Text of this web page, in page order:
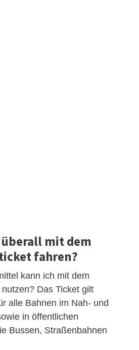
mit dem
fahren?
kann ich mit dem
Das Ticket gilt
alle Bahnen im Nah- und
in öffentlichen
Bussen, Straßenbahnen